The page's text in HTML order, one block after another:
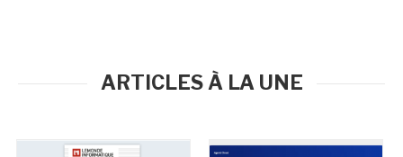
ARTICLES À LA UNE